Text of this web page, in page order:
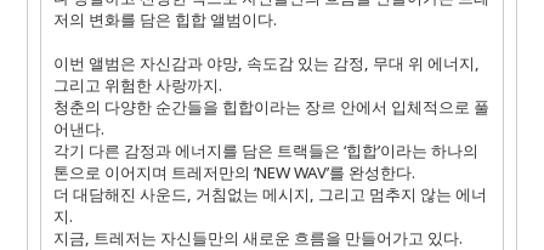
저의 변화를 담은 힙합 앨범이다.
이번 앨범은 자신감과 야망, 속도감 있는 감정, 무대 위 에너지,
그리고 위험한 사랑까지.
청춘의 다양한 순간들을 힙합이라는 장르 안에서 입체적으로 풀
어낸다.
각기 다른 감정과 에너지를 담은 트랙들은 ‘힙합’이라는 하나의
톤으로 이어지며 트레저만의 ‘NEW WAV’를 완성한다.
더 대담해진 사운드, 거침없는 메시지, 그리고 멈추지 않는 에너
지.
지금, 트레저는 자신들만의 새로운 흐름을 만들어가고 있다.